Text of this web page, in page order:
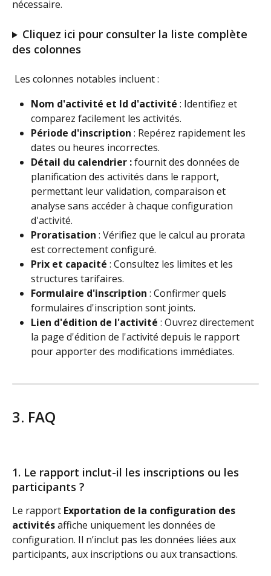
nécessaire.
Cliquez ici pour consulter la liste complète
des colonnes
Les colonnes notables incluent :
Nom d'activité et Id d'activité : Identifiez et
comparez facilement les activités.
Période d'inscription : Repérez rapidement les
dates ou heures incorrectes.
Détail du calendrier : fournit des données de
planification des activités dans le rapport,
permettant leur validation, comparaison et
analyse sans accéder à chaque configuration
d'activité.
Proratisation : Vérifiez que le calcul au prorata
est correctement configuré.
Prix et capacité : Consultez les limites et les
structures tarifaires.
Formulaire d'inscription : Confirmer quels
formulaires d'inscription sont joints.
Lien d'édition de l'activité : Ouvrez directement
la page d'édition de l'activité depuis le rapport
pour apporter des modifications immédiates.
3. FAQ
1. Le rapport inclut-il les inscriptions ou les
participants ?
Le rapport Exportation de la configuration des
activités affiche uniquement les données de
configuration. Il n’inclut pas les données liées aux
participants, aux inscriptions ou aux transactions.